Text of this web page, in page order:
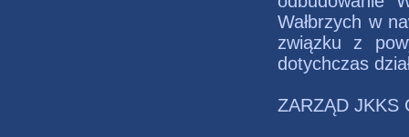
Wałbrzych w
związku z
dotychczas
ZARZĄD JKKS